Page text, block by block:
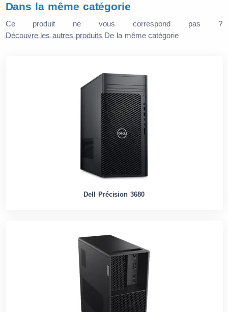
Dans la même catégorie
Ce produit ne vous correspond pas ?
Découvre les autres produits De la même catégorie
Dell Précision 3680